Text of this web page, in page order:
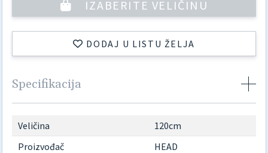
IZABERITE VELIČINU
DODAJ U LISTU ŽELJA
Specifikacija
Veličina
120cm
Proizvođač
HEAD